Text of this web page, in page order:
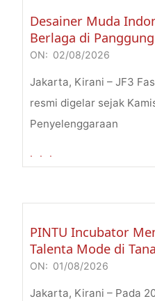
Desainer Muda
Berlaga di Panggung
2026-
08-
02
ON: 02/08/2026
Jakarta, Kirani – JF3
resmi digelar sejak
Penyelenggaraan
. . .
PINTU Incubator
Talenta Mode di
2026-
08-
ON: 01/08/2026
Jakarta, Kirani – Pada